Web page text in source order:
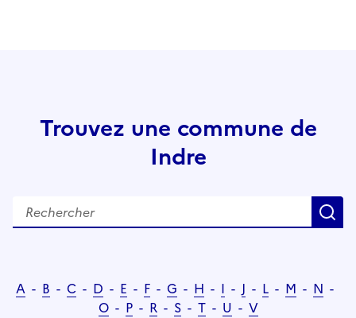
Trouvez une commune de
Indre
Rechercher
A - B - C - D - E - F - G - H - I - J - L - M - N -
O - P - R - S - T - U - V